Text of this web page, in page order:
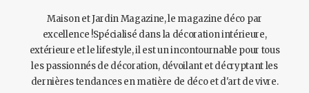
Maison et Jardin Magazine, le magazine déco par
excellence !Spécialisé dans la décoration intérieure,
extérieure et le lifestyle, il est un incontournable pour tous
les passionnés de décoration, dévoilant et décryptant les
dernières tendances en matière de déco et d'art de vivre.